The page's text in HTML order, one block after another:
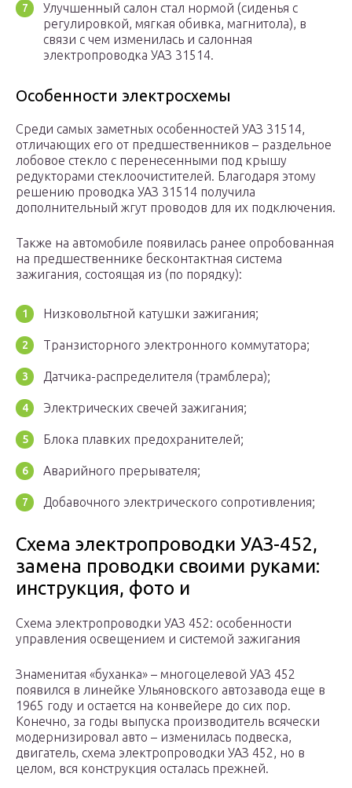
Улучшенный салон стал нормой (сиденья с
регулировкой, мягкая обивка, магнитола), в
связи с чем изменилась и салонная
электропроводка УАЗ 31514.
Особенности электросхемы
Среди самых заметных особенностей УАЗ 31514,
отличающих его от предшественников – раздельное
лобовое стекло с перенесенными под крышу
редукторами стеклоочистителей. Благодаря этому
решению проводка УАЗ 31514 получила
дополнительный жгут проводов для их подключения.
Также на автомобиле появилась ранее опробованная
на предшественнике бесконтактная система
зажигания, состоящая из (по порядку):
Низковольтной катушки зажигания;
Транзисторного электронного коммутатора;
Датчика-распределителя (трамблера);
Электрических свечей зажигания;
Блока плавких предохранителей;
Аварийного прерывателя;
Добавочного электрического сопротивления;
Схема электропроводки УАЗ-452,
замена проводки своими руками:
инструкция, фото и
Схема электропроводки УАЗ 452: особенности
управления освещением и системой зажигания
Знаменитая «буханка» – многоцелевой УАЗ 452
появился в линейке Ульяновского автозавода еще в
1965 году и остается на конвейере до сих пор.
Конечно, за годы выпуска производитель всячески
модернизировал авто – изменилась подвеска,
двигатель, схема электропроводки УАЗ 452, но в
целом, вся конструкция осталась прежней.